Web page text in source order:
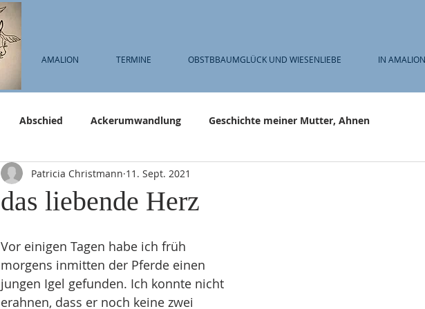
AMALION TERMINE OBSTBBAUMGLÜCK UND WIESENLIEBE IN
Abschied Ackerumwandlung Geschichte meiner Mutter, Ahnen
das liebende Herz
Patricia Christmann 11. Sept. 2021
Vor einigen Tagen habe ich früh
morgens inmitten der Pferde einen
jungen Igel gefunden. Ich konnte nicht
erahnen, dass er noch keine zwei